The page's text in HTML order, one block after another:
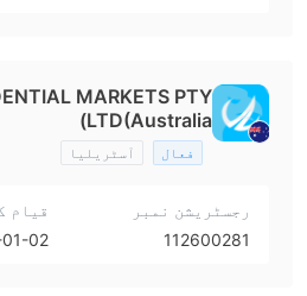
MARKETS PTY
LTD(Australia)
فعال آسٹریلیا
رجسٹریشن نمبر
112600281
قیام
02